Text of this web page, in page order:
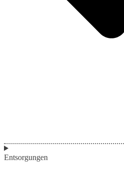
Entsorgungen